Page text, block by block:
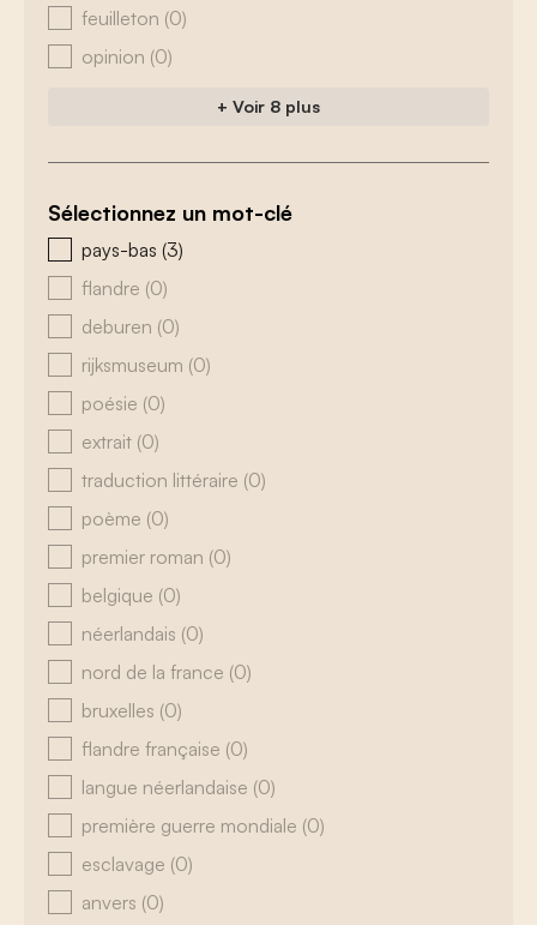
feuilleton (0)
opinion (0)
+ Voir 8 plus
Sélectionnez un mot-clé
zoeken - tags
pays-bas (3)
flandre (0)
deburen (0)
rijksmuseum (0)
poésie (0)
extrait (0)
traduction littéraire (0)
poème (0)
premier roman (0)
belgique (0)
néerlandais (0)
nord de la france (0)
bruxelles (0)
flandre française (0)
langue néerlandaise (0)
première guerre mondiale (0)
esclavage (0)
anvers (0)